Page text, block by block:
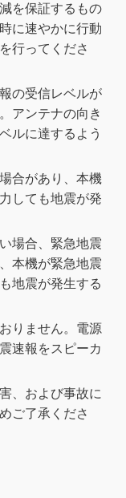
を保証するもの
に速やかに行動
行ってくださ
の受信レベルが
アンテナの向き
ルに達するよう
合があり、本機
しても地震が発
場合、緊急地震
本機が緊急地震
地震が発生する
りません。電源
速報をスピーカ
、および事故に
ご了承くださ